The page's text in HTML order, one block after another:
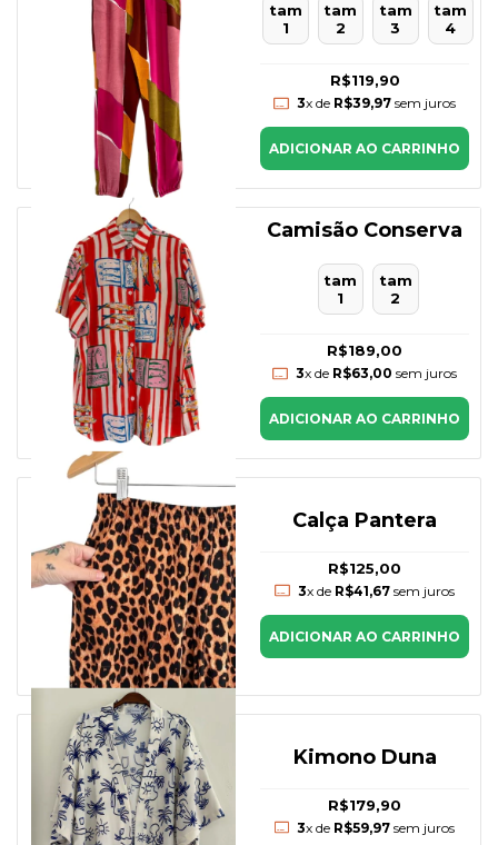
tam
1
tam
2
tam
3
tam
4
R$119,90
3x de R$39,97sem juros
ADICIONAR AO CARRINHO
Camisão Conserva
tam
1
tam
2
R$189,00
3x de R$63,00 sem juros
ADICIONAR AO CARRINHO
Calça Pantera
R$125,00
3x de R$41,67sem juros
ADICIONAR AO CARRINHO
Kimono Duna
R$179,90
3x de R$59,97 sem juros